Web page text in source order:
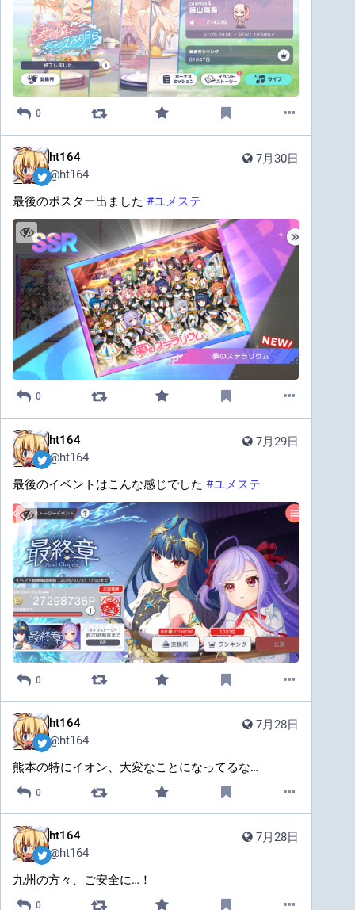
0
7月30日
ht164
@ht164
最後のポスター出ました #ユメステ
0
7月29日
ht164
@ht164
最後のイベントはこんな感じでした #ユメステ
0
7月28日
ht164
@ht164
熊本の特にイオン、大変なことになってるな…
0
7月28日
ht164
@ht164
九州の方々、ご安全に…！
0